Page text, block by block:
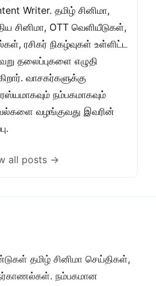
Writer. தமிழ் சினிமா,
சினிமா, OTT வெளியீடுகள்,
ரசிகர் நிகழ்வுகள் உள்ளிட்ட
தலைப்புகளை எழுதி
வாசகர்களுக்கு
நம்பகமாகவும்
வழங்குவது இவரின்
all posts →
தமிழ் சினிமா செய்திகள்,
நம்பகமான